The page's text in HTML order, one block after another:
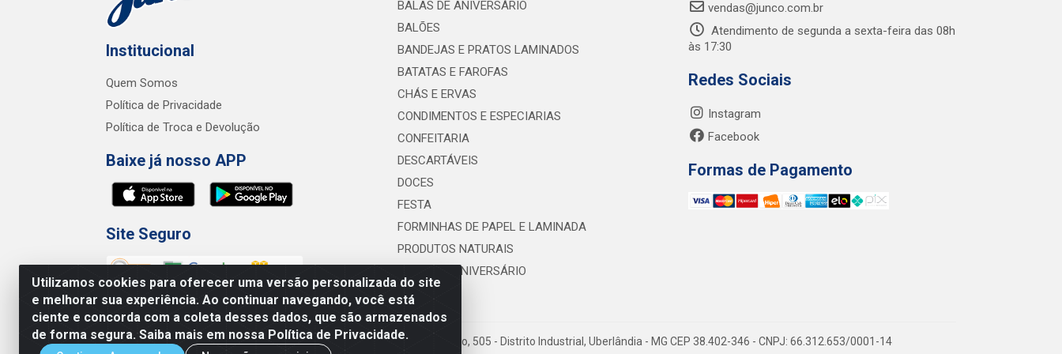
Utilizamos cookies para oferecer uma versão personalizada do site
e melhorar sua experiência. Ao continuar navegando, você está
ciente e concorda com a coleta desses dados, que são armazenados
de forma segura. Saiba mais em nossa Política de Privacidade.
Institucional
Quem Somos
Política de Privacidade
Política de Troca e Devolução
Baixe já nosso APP
Site Seguro
BALAS DE ANIVERSÁRIO
BALÕES
BANDEJAS E PRATOS LAMINADOS
BATATAS E FAROFAS
CHÁS E ERVAS
CONDIMENTOS E ESPECIARIAS
CONFEITARIA
DESCARTÁVEIS
DOCES
FESTA
FORMINHAS DE PAPEL E LAMINADA
PRODUTOS NATURAIS
VELAS DE ANIVERSÁRIO
vendas@junco.com.br
Atendimento de segunda a sexta-feira das 08h
às 17:30
Redes Sociais
Instagram
Facebook
Formas de Pagamento
Junco Industria e Comercio Ltda - R. Lineu Anterino Mariano, 505 - Distrito Industrial, Uberlândia - MG CEP 38.402-346 - CNPJ: 66.312.653/0001-14